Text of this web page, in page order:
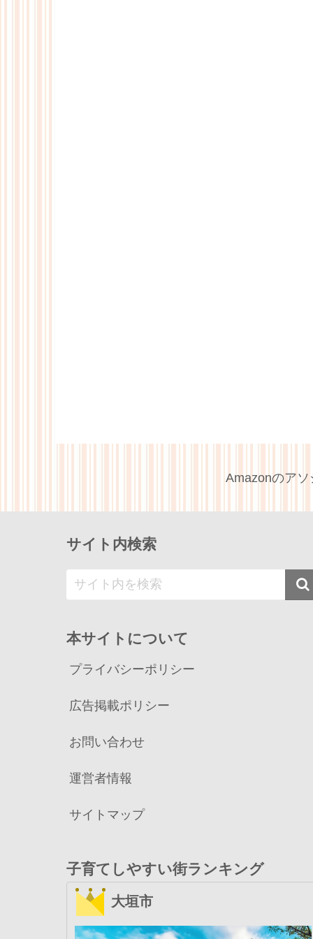
Amazonのア
サイト内検索
本サイトについて
プライバシーポリシー
広告掲載ポリシー
お問い合わせ
運営者情報
サイトマップ
子育てしやすい街ランキング
大垣市